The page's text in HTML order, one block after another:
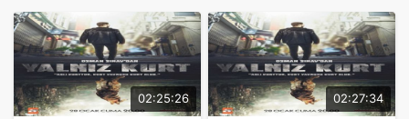
02:27:34
02:25:26